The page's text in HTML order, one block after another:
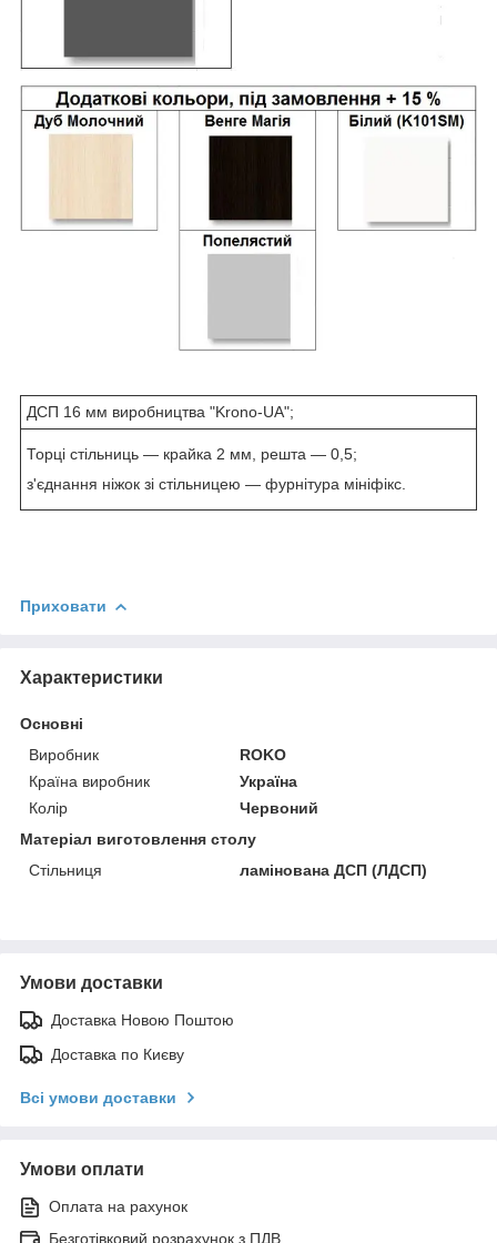
ДСП 16 мм виробництва "Krono-UA";
Торці стільниць — крайка 2 мм, решта — 0,5;
з'єднання ніжок зі стільницею — фурнітура мініфікс.
Приховати
Характеристики
Основні
Виробник
ROKO
Країна виробник
Україна
Колір
Червоний
Матеріал виготовлення столу
Стільниця
ламінована ДСП (ЛДСП)
Умови доставки
Доставка Новою Поштою
Доставка по Києву
Всі умови доставки
Умови оплати
Оплата на рахунок
Безготівковий розрахунок з ПДВ